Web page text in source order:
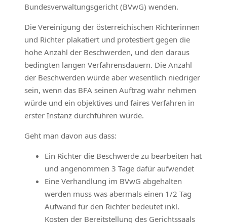
Bundesverwaltungsgericht (BVwG) wenden.
Die Vereinigung der österreichischen Richterinnen
und Richter plakatiert und protestiert gegen die
hohe Anzahl der Beschwerden, und den daraus
bedingten langen Verfahrensdauern. Die Anzahl
der Beschwerden würde aber wesentlich niedriger
sein, wenn das BFA seinen Auftrag wahr nehmen
würde und ein objektives und faires Verfahren in
erster Instanz durchführen würde.
Geht man davon aus dass:
Ein Richter die Beschwerde zu bearbeiten hat
und angenommen 3 Tage dafür aufwendet
Eine Verhandlung im BVwG abgehalten
werden muss was abermals einen 1/2 Tag
Aufwand für den Richter bedeutet inkl.
Kosten der Bereitstellung des Gerichtssaals